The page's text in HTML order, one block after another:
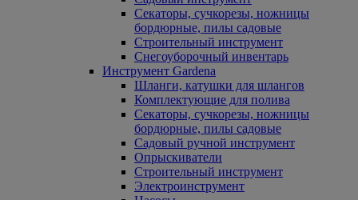
Секаторы, сучкорезы, ножницы
бордюрные, пилы садовые
Строительный инструмент
Снегоуборочный инвентарь
Инструмент Gardena
Шланги, катушки для шлангов
Комплектующие для полива
Секаторы, сучкорезы, ножницы
бордюрные, пилы садовые
Садовый ручной инструмент
Опрыскиватели
Строительный инструмент
Электроинструмент